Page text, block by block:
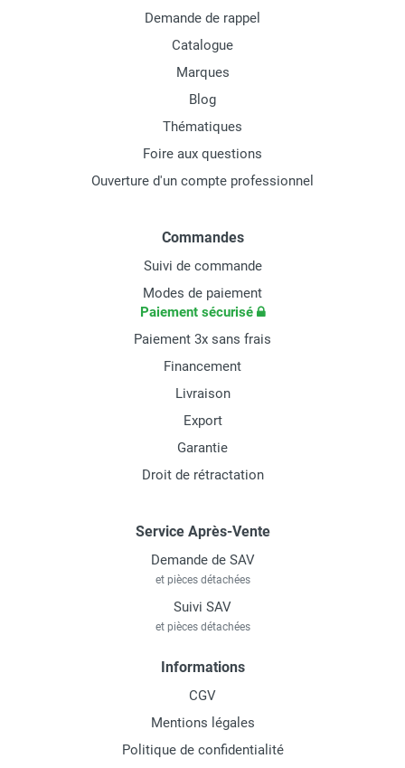
Demande de rappel
Catalogue
Marques
Blog
Thématiques
Foire aux questions
Ouverture d'un compte professionnel
Commandes
Suivi de commande
Modes de paiement
Paiement sécurisé
Paiement 3x sans frais
Financement
Livraison
Export
Garantie
Droit de rétractation
Service Après-Vente
Demande de SAV
et pièces détachées
Suivi SAV
et pièces détachées
Informations
CGV
Mentions légales
Politique de confidentialité